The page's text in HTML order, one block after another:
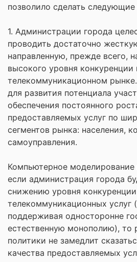
позволило сделать
1. Администрации города
проводить достаточно
направленную, прежде всего,
высокого уровня конкуренции
телекоммуникационном
для развития потенциала
обеспечения постоянного
предоставляемых услуг по
сегментов рынка: населения,
самоуправления.
Компьютерное моделирование
если администрация города
снижению уровня
телекоммуникационных услуг
поддерживая односторонне
естественную монополию), то
политики не замедлит
качества предоставляемых